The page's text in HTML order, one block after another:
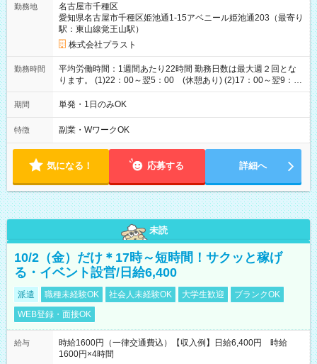
勤務地
名古屋市千種区
愛知県名古屋市千種区姫池通1-15アベニール姫池通203（最寄り
駅：東山線覚王山駅）
株式会社プラスト
勤務時間
平均労働時間：1週間あたり22時間 勤務日数は最大週２回とな
ります。 (1)22：00～翌5：00 (休憩あり) (2)17：00～翌9：
00 (休憩あり) ３６協定提出済 平均労働時間：1週間あたり22
時間 勤務日数は最大週２回となります。 (1)22：00～翌5：00
期間 単発・1日のみOK
特徴 副業・WワークOK
気になる！ 応募する 詳細へ
未読
10/2（金）だけ＊17時～短時間！サクッと稼げ
る・イベント設営/日給6,400
派遣 職種未経験OK 社会人未経験OK 大学生歓迎
ブランクOK
WEB登録・面接OK
給与
時給1600円（一律交通費込）【収入例】日給6,400円 時給
1600円×4時間